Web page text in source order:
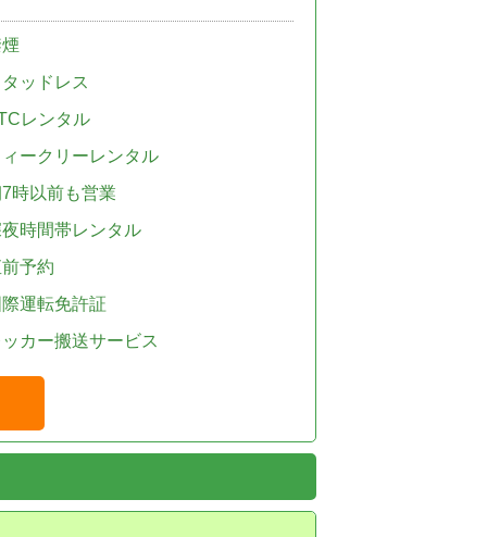
ッドレス
レンタル
ークリーレンタル
時以前も営業
時間帯レンタル
予約
運転免許証
カー搬送サービス